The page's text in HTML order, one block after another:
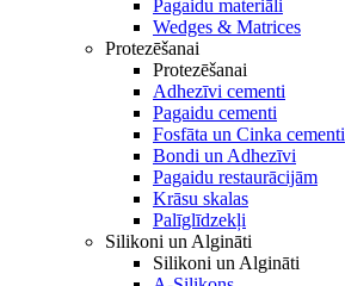
Pagaidu materiāli
Wedges & Matrices
Protezēšanai
Protezēšanai
Adhezīvi cementi
Pagaidu cementi
Fosfāta un Cinka cementi
Bondi un Adhezīvi
Pagaidu restaurācijām
Krāsu skalas
Palīglīdzekļi
Silikoni un Algināti
Silikoni un Algināti